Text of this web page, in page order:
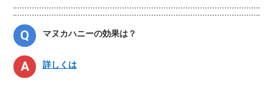
マヌカハニーの効果は？
詳しくは